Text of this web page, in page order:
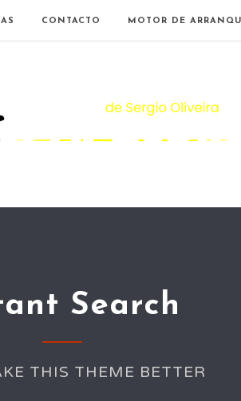
CONTACTO MOTOR DE
Search
THIS THEME BETTER